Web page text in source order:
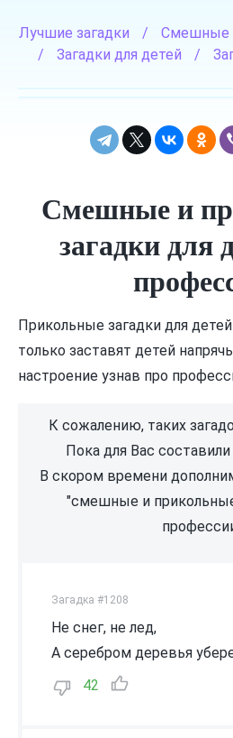
Лучшие загадки /
Смешные
/
Загадки для детей /
Смешные и
загадки для
Прикольные загадки для
только заставят детей
настроение узнав про
К сожалению, таких
Пока для Вас составили
В скором времени
"смешные и
Загадка #1208
Не снег, не лед,
А серебром деревья
42